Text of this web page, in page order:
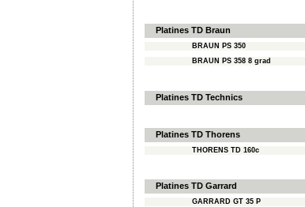
Platines TD Braun
BRAUN PS 350
BRAUN PS 358 8 grad
Platines TD Technics
Platines TD Thorens
THORENS TD 160c
Platines TD Garrard
GARRARD GT 35 P